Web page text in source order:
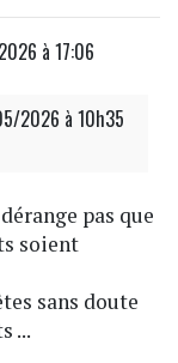
à 17:06
2026 à 10h35
pas que
soient
sans doute
...